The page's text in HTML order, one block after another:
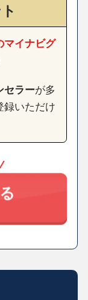
マイナビグ
セラーが多
録いただけ